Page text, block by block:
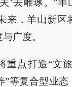
’去雕琢。”羊
来，羊山新区
广度。
重点打造“文
”等复合型业